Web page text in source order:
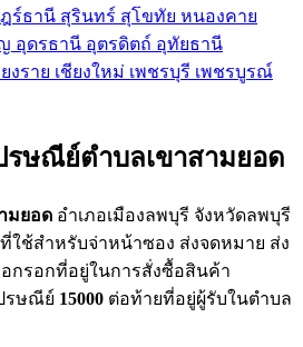
ร์ธานี สุรินทร์ สุโขทัย หนองคาย
อุดรธานี อุตรดิตถ์ อุทัยธานี
งราย เชียงใหม่ เพชรบุรี เพชรบูรณ์
ษณีย์ตำบลเขาสามยอด
มยอด อำเภอเมืองลพบุรี จังหวัดลพบุรี
ที่ใช้สำหรับจ่าหน้าซอง ส่งจดหมาย ส่ง
กรอกที่อยู่ในการสั่งซื้อสินค้า
รษณีย์ 15000 ต่อท้ายที่อยู่ผู้รับในตำบล